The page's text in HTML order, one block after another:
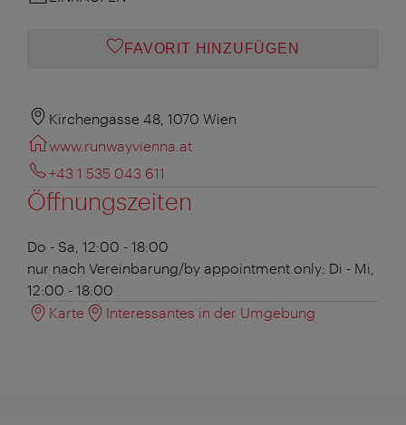
FAVORIT HINZUFÜGEN
Kirchengasse 48, 1070 Wien
www.runwayvienna.at
+43 1 535 043 611
Öffnungszeiten
Do - Sa, 12:00 - 18:00
nur nach Vereinbarung/by appointment only: Di - Mi,
12:00 - 18:00
Karte
Interessantes in der Umgebung